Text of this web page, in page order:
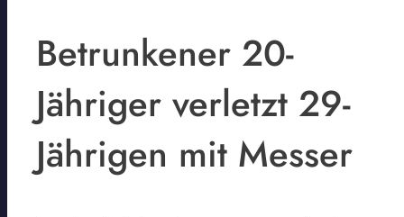
Betrunkener 20-
Jähriger verletzt 29-
Jährigen mit Messer